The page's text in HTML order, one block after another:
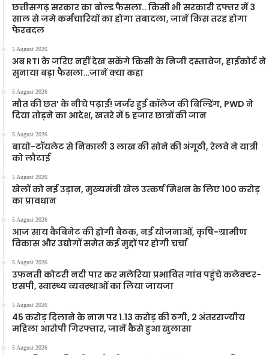
छत्तीसगढ़ सरकार का बोल्ड फैसला.. किसी भी सरकारी दफ्तर में 3
साल से जमे कर्मचारियों का होगा तबादला, जानें किस तरह होगा
फेरबदल
5 August 2026
अब RTI के जरिए नहीं देख सकेंगे किसी के निजी दस्तावेज, हाईकोर्ट ने
सुनाया बड़ा फैसला…जानें क्या कहा
5 August 2026
मौत की छत’ के नीचे पढ़ाई! जर्जर हुई कॉलेज की बिल्डिंग, PWD ने
दिया तोड़ने का आदेश, खतरे में 5 हजार छात्रों की जान
5 August 2026
बायो-टॉयलेट से निकाली 3 लाख की सोने की अंगूठी, रेलवे ने यात्री
को लौटाई
5 August 2026
खेलों को नई उड़ान, मुख्यमंत्री खेल उत्कर्ष मिशन के लिए 100 करोड़
का प्रावधान
5 August 2026
आज साय कैबिनेट की होगी बैठक, नई योजनाओं, कृषि-ग्रामीण
विकास और उद्योगों समेत कई मुद्दों पर होगी चर्चा
5 August 2026
उफनती कोटरी नदी पार कर मलेरिया प्रभावित गांव पहुंचे कलेक्टर-
एसपी, स्वास्थ्य व्यवस्थाओं का लिया जायजा
5 August 2026
45 करोड़ दिलाने के नाम पर 1.13 करोड़ की ठगी, 2 अंतरराज्यीय
महिला आरोपी गिरफ्तार, जानें कैसे हुआ खुलासा
5 August 2026